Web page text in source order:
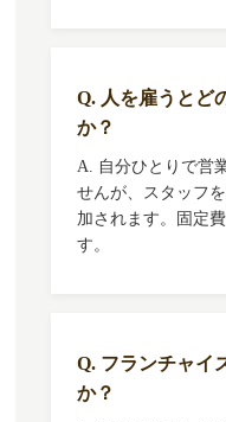
Q. 人を雇うとど
か？
A. 自分ひとりで営
せんが、スタッフ
加されます。固定
す。
Q. フランチャイ
か？